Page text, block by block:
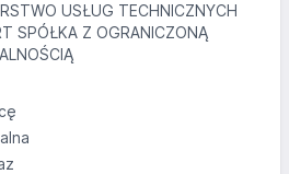
USŁUG TECHNICZNYCH
SPÓŁKA Z OGRANICZONĄ